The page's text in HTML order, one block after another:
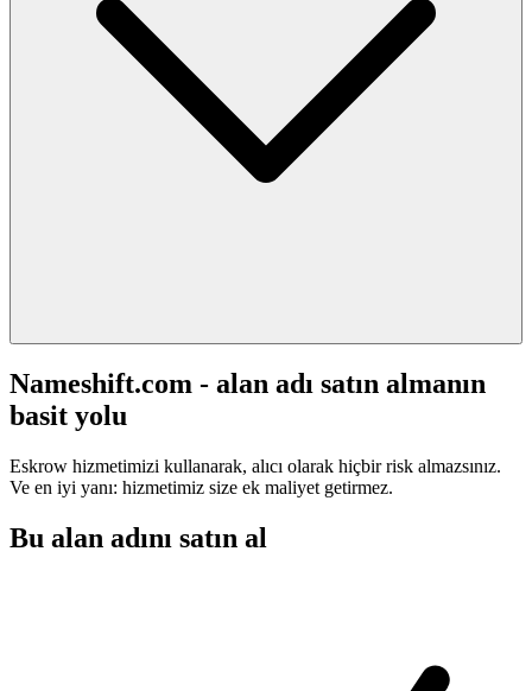
Nameshift.com - alan adı satın almanın
basit yolu
Eskrow hizmetimizi kullanarak, alıcı olarak hiçbir risk almazsınız.
Ve en iyi yanı: hizmetimiz size ek maliyet getirmez.
Bu alan adını satın al